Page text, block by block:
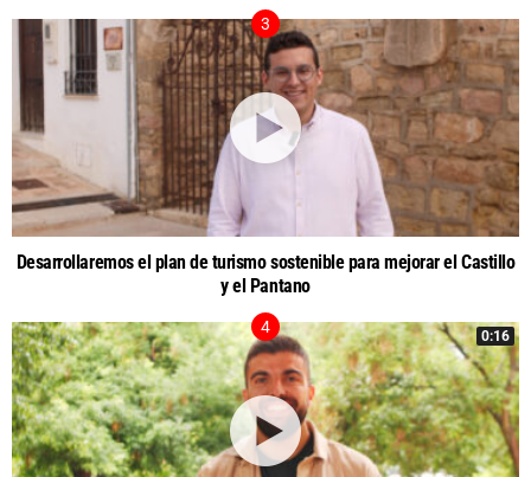
Desarrollaremos el plan de turismo sostenible para mejorar el Castillo
y el Pantano
0:16